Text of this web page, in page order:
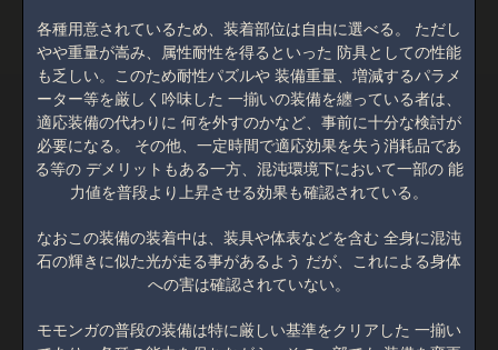
各種用意されているため、装着部位は自由に選べる。 ただし
やや重量が嵩み、属性耐性を得るといった 防具としての性能
も乏しい。このため耐性パズルや 装備重量、増減するパラメ
ーター等を厳しく吟味した 一揃いの装備を纏っている者は、
適応装備の代わりに 何を外すのかなど、事前に十分な検討が
必要になる。 その他、一定時間で適応効果を失う消耗品であ
る等の デメリットもある一方、混沌環境下において一部の 能
力値を普段より上昇させる効果も確認されている。
なおこの装備の装着中は、装具や体表などを含む 全身に混沌
石の輝きに似た光が走る事があるよう だが、これによる身体
への害は確認されていない。
モモンガの普段の装備は特に厳しい基準をクリアした 一揃い